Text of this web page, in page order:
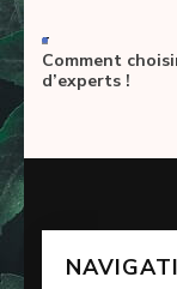
-
Comment
d’experts !